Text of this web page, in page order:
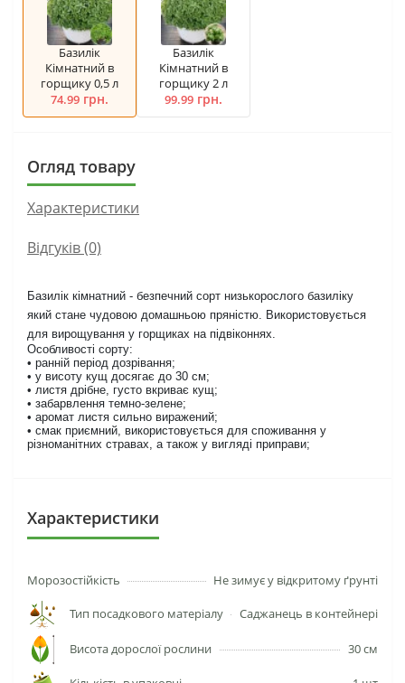
Базилік
Кімнатний в
горщику 0,5 л
74.99 грн.
Базилік
Кімнатний в
горщику 2 л
99.99 грн.
Огляд товару
Характеристики
Відгуків (0)
Базилік кімнатний - безпечний сорт низькорослого базиліку
який стане чудовою домашньою пряністю. Використовується
для вирощування у горщиках на підвіконнях.
Особливості сорту:
• ранній період дозрівання;
• у висоту кущ досягає до 30 см;
• листя дрібне, густо вкриває кущ;
• забарвлення темно-зелене;
• аромат листя сильно виражений;
• смак приємний, використовується для споживання у
різноманітних стравах, а також у вигляді приправи;
Характеристики
Морозостійкість Не зимує у відкритому ґрунті
Тип посадкового матеріалу Саджанець в контейнері
Висота дорослої рослини 30 см